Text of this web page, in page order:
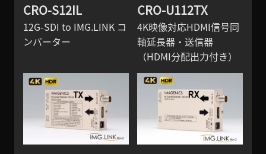
CRO-S12IL
12G-SDI to IMG.LINK コ
ンバーター
CRO-U112TX
4K映像対応HDMI信号同
軸延長器・送信器
（HDMI分配出力付き）